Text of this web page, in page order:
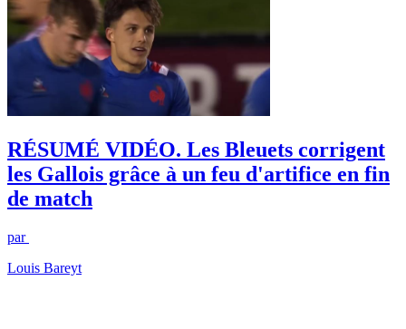
RÉSUMÉ VIDÉO. Les Bleuets corrigent
les Gallois grâce à un feu d'artifice en fin
de match
par
Louis Bareyt